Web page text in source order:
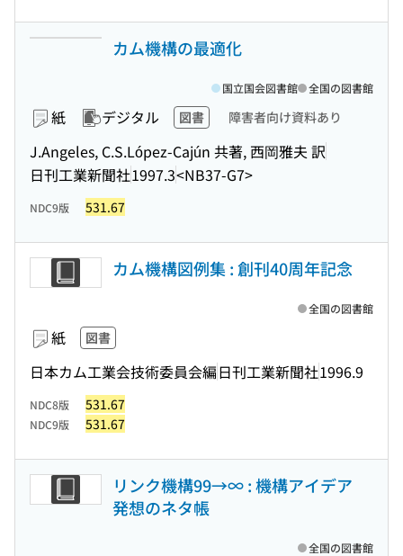
カム機構の最適化
紙 デジタル 図書 障害者向け資料あり
J.Angeles, C.S.López-Cajún 共著, 西岡雅夫 訳
日刊工業新聞社1997.3<NB37-G7>
国立国会図書館 全国の図書館
NDC9版 531.67
カム機構図例集 : 創刊40周年記念
紙 図書
日本カム工業会技術委員会編日刊工業新聞社1996.9
全国の図書館
NDC8版 531.67
NDC9版 531.67
リンク機構99→∞ : 機構アイデア
発想のネタ帳
全国の図書館